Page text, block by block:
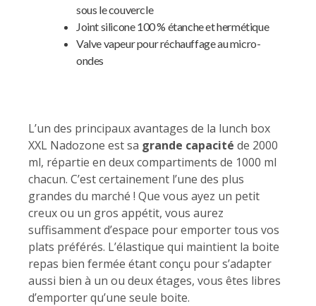
sous le couvercle
Joint silicone 100 % étanche et hermétique
Valve vapeur pour réchauffage au micro-
ondes
L’un des principaux avantages de la lunch box
XXL Nadozone est sa grande capacité de 2000
ml, répartie en deux compartiments de 1000 ml
chacun. C’est certainement l’une des plus
grandes du marché ! Que vous ayez un petit
creux ou un gros appétit, vous aurez
suffisamment d’espace pour emporter tous vos
plats préférés. L’élastique qui maintient la boite
repas bien fermée étant conçu pour s’adapter
aussi bien à un ou deux étages, vous êtes libres
d’emporter qu’une seule boite.